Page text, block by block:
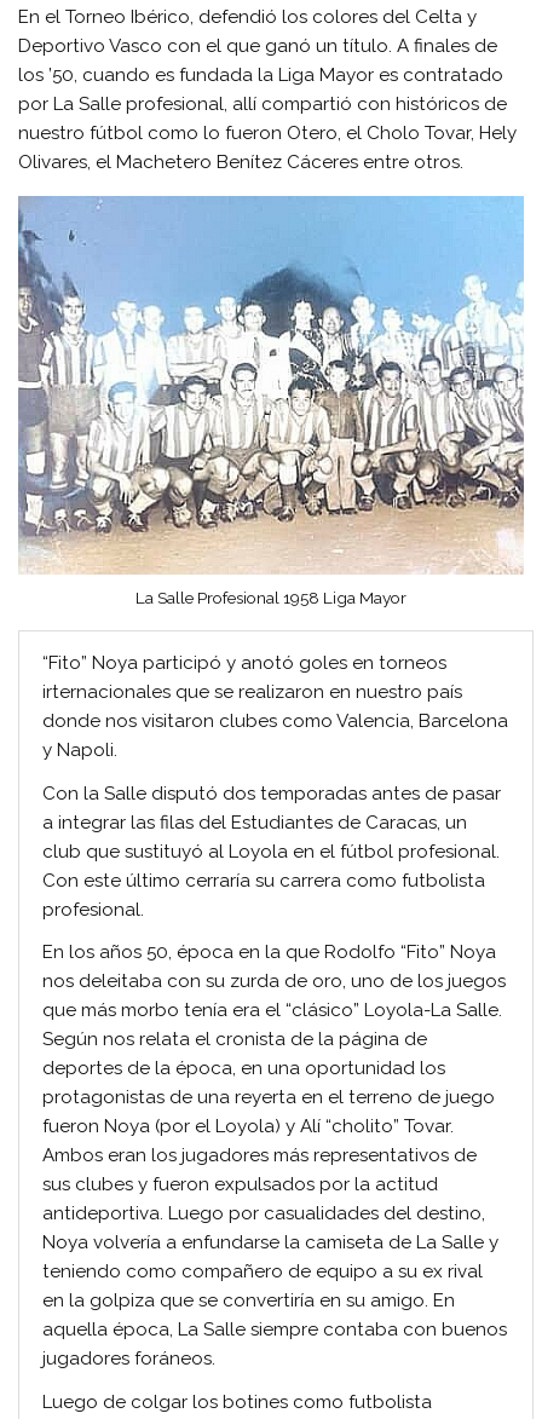
En el Torneo Ibérico, defendió los colores del Celta y
Deportivo Vasco con el que ganó un título. A finales de
los ’50, cuando es fundada la Liga Mayor es contratado
por La Salle profesional, allí compartió con históricos de
nuestro fútbol como lo fueron Otero, el Cholo Tovar, Hely
Olivares, el Machetero Benítez Cáceres entre otros.
La Salle Profesional 1958 Liga Mayor
“Fito” Noya participó y anotó goles en torneos
irternacionales que se realizaron en nuestro país
donde nos visitaron clubes como Valencia, Barcelona
y Napoli.
Con la Salle disputó dos temporadas antes de pasar
a integrar las filas del Estudiantes de Caracas, un
club que sustituyó al Loyola en el fútbol profesional.
Con este último cerraría su carrera como futbolista
profesional.
En los años 50, época en la que Rodolfo “Fito” Noya
nos deleitaba con su zurda de oro, uno de los juegos
que más morbo tenía era el “clásico” Loyola-La Salle.
Según nos relata el cronista de la página de
deportes de la época, en una oportunidad los
protagonistas de una reyerta en el terreno de juego
fueron Noya (por el Loyola) y Alí “cholito” Tovar.
Ambos eran los jugadores más representativos de
sus clubes y fueron expulsados por la actitud
antideportiva. Luego por casualidades del destino,
Noya volvería a enfundarse la camiseta de La Salle y
teniendo como compañero de equipo a su ex rival
en la golpiza que se convertiría en su amigo. En
aquella época, La Salle siempre contaba con buenos
jugadores foráneos.
Luego de colgar los botines como futbolista